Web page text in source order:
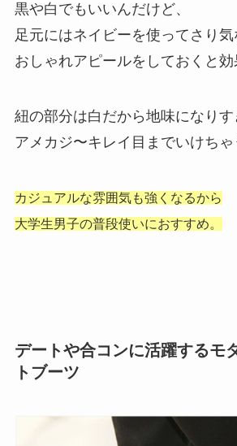
黒や白でもいいんだけど、
足元にはネイビーを使ってさり気
おしゃれアピールをしておくと効
紐の部分は白だから地味になりす
アメカジ〜キレイ目までいけちゃ
カジュアルな雰囲気も強くなるから
大学生男子の普段使いにおすすめ。
デートや合コンに活躍するモ
トブーツ